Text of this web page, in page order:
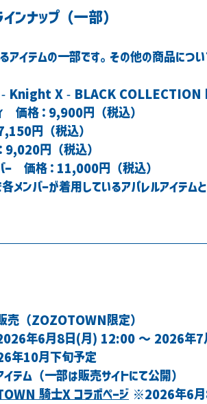
ンナップ（一部）
アイテムの一部です。その他の商品に
- Knight X - BLACK
ィ　価格：9,900円（税込）
円（税込）
9,020円（税込）
バー　価格：11,000円（税込）
メンバーが着用しているアパレルアイテ
売（ZOZOTOWN限定）
年6月8日(月) 12:00 ～ 2026年
年10月下旬予定
テム（一部は販売サイトにて公開）
騎士X コラボページ ※2026年6月